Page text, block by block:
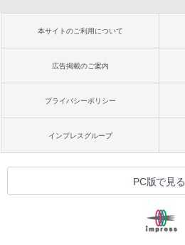
本サイトのご利用について
広告掲載のご案内
プライバシーポリシー
インプレスグループ
PC版で見る